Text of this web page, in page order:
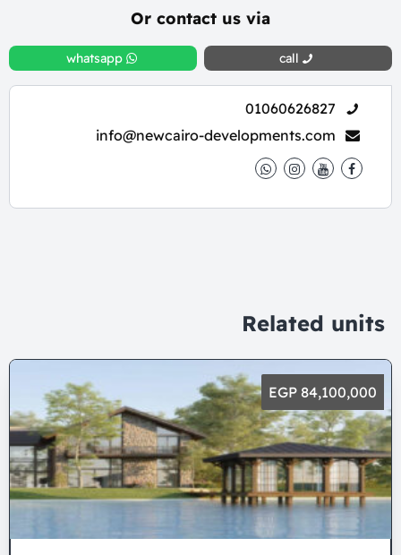
Or contact us via
call
whatsapp
01060626827
info@newcairo-developments.com
Related units
84,100,000 EGP